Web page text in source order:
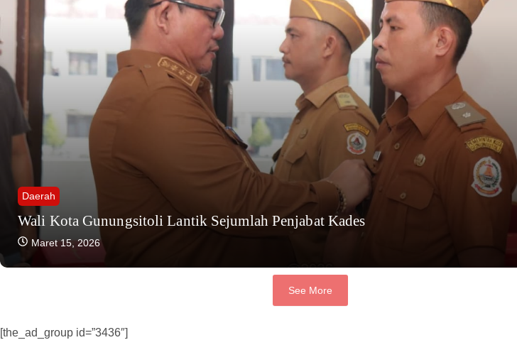
Daerah
Wali Kota Gunungsitoli Lantik Sejumlah Penjabat Kades
Maret 15, 2026
See More
[the_ad_group id=”3436″]